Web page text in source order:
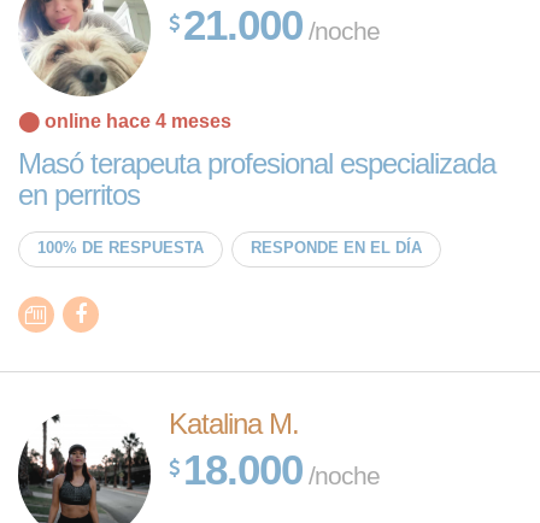
21.000 /noche
⬤ online hace 4 meses
Masó terapeuta profesional especializada
en perritos
100% DE RESPUESTA RESPONDE EN EL DÍA
Katalina M.
18.000 /noche